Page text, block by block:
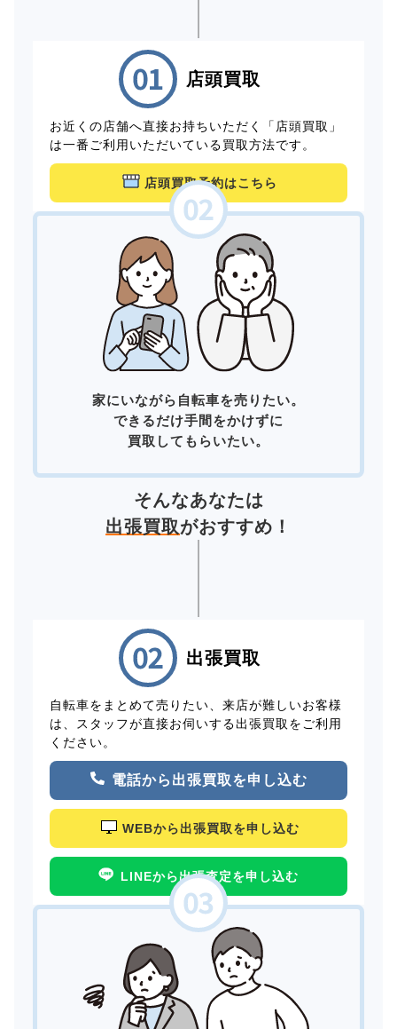
店頭買取
お近くの店舗へ直接お持ちいただく「店頭買取」
は一番ご利用いただいている買取方法です。
店頭買取予約はこちら
家にいながら自転車を売りたい。
できるだけ手間をかけずに
買取してもらいたい。
そんなあなたは
出張買取がおすすめ！
出張買取
自転車をまとめて売りたい、来店が難しいお客様
は、スタッフが直接お伺いする出張買取をご利用
ください。
電話から出張買取を申し込む
WEBから出張買取を申し込む
LINEから出張査定を申し込む